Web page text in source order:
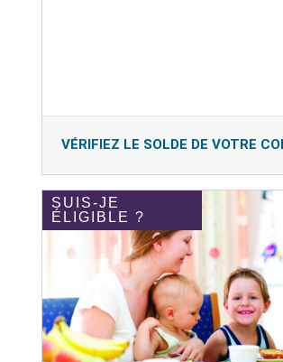
VÉRIFIEZ LE SOLDE DE VOTRE
SUIS-JE
ÉLIGIBLE ?